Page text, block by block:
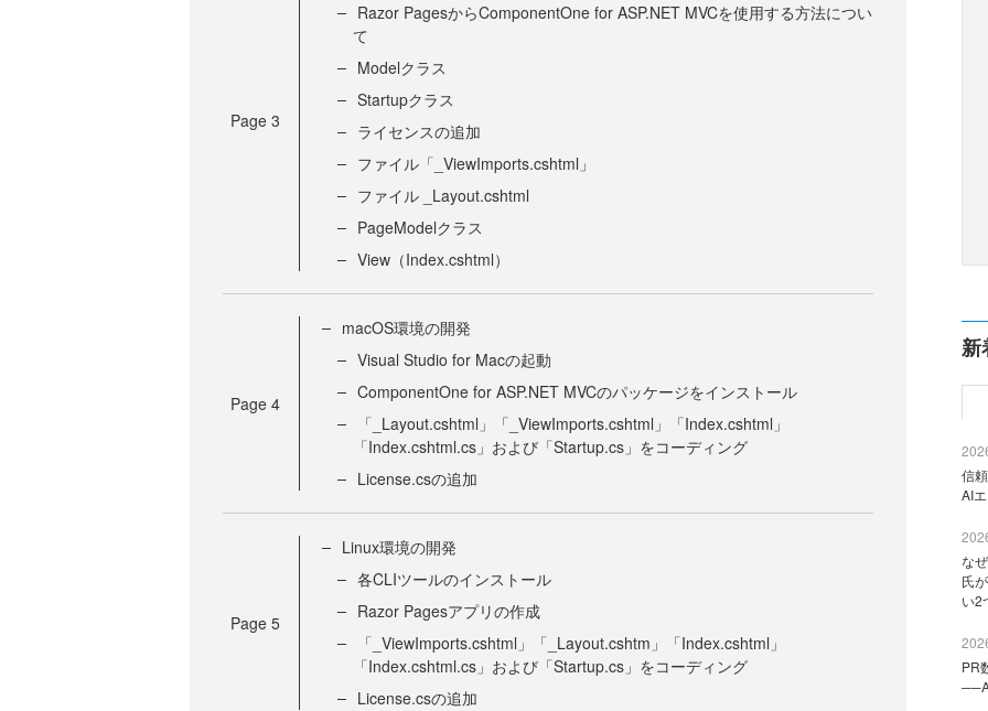
Page 3
Razor PagesからComponentOne for ASP.NET MVCを使用する方法につい
て
Modelクラス
Startupクラス
ライセンスの追加
ファイル「_ViewImports.cshtml」
ファイル _Layout.cshtml
PageModelクラス
View（Index.cshtml）
Page 4
macOS環境の開発
Visual Studio for Macの起動
ComponentOne for ASP.NET MVCのパッケージをインストール
「_Layout.cshtml」「_ViewImports.cshtml」「Index.cshtml」
「Index.cshtml.cs」および「Startup.cs」をコーディング
License.csの追加
Page 5
Linux環境の開発
各CLIツールのインストール
Razor Pagesアプリの作成
「_ViewImports.cshtml」「_Layout.cshtm」「Index.cshtml」
「Index.cshtml.cs」および「Startup.cs」をコーディング
License.csの追加
新
信
AI
な
氏
い2
PR